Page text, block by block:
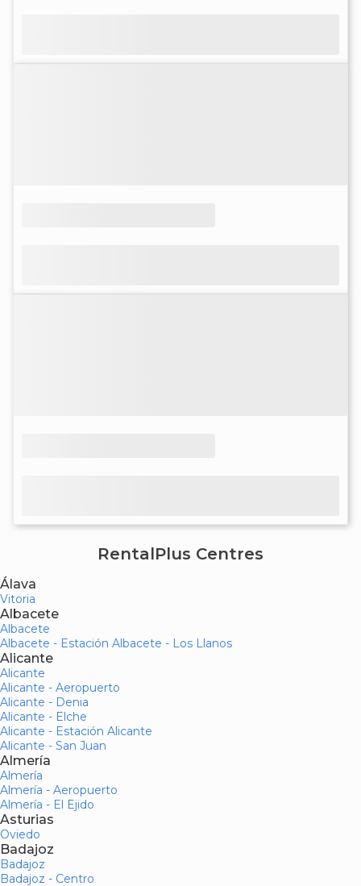
RentalPlus Centres
Álava
Vitoria
Albacete
Albacete
Albacete - Estación Albacete - Los Llanos
Alicante
Alicante
Alicante - Aeropuerto
Alicante - Denia
Alicante - Elche
Alicante - Estación Alicante
Alicante - San Juan
Almería
Almería
Almería - Aeropuerto
Almería - El Ejido
Asturias
Oviedo
Badajoz
Badajoz
Badajoz - Centro